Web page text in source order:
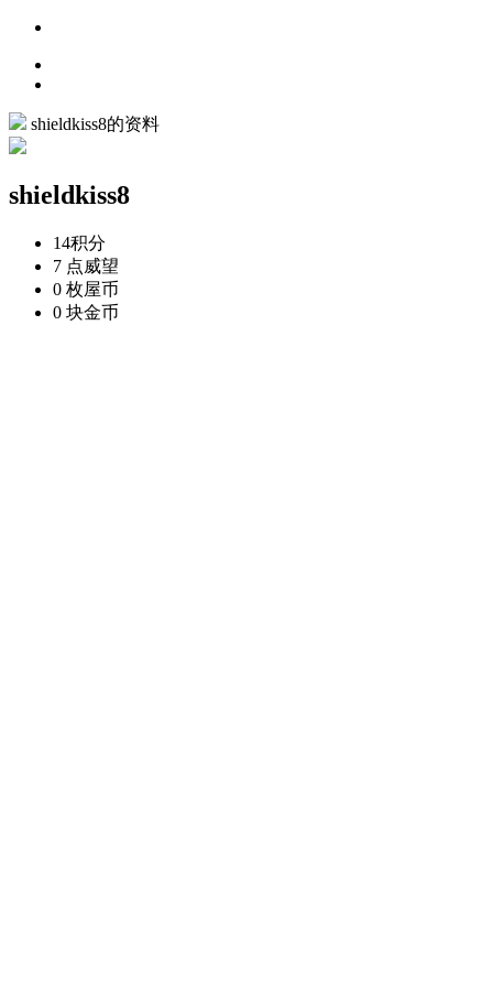
shieldkiss8的资料
shieldkiss8
14积分
7 点威望
0 枚屋币
0 块金币